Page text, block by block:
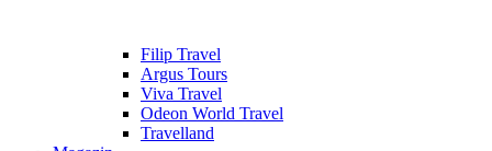
Filip Travel
Argus Tours
Viva Travel
Odeon World Travel
Travelland